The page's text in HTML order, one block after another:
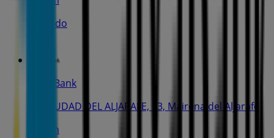
Cerrado
CaixaBank
BD CIUDAD DEL ALJARAFE, 13, Mairena del Aljarafe
2.0 km